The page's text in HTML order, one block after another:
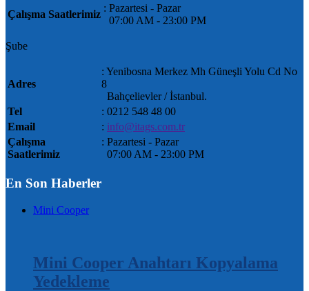
Çalışma Saatlerimiz
: Pazartesi - Pazar
07:00 AM ‐ 23:00 PM
Şube
Adres
: Yenibosna Merkez Mh Güneşli Yolu Cd No
8
Bahçelievler / İstanbul.
Tel
: 0212 548 48 00
Email
: info@itags.com.tr
Çalışma
Saatlerimiz
: Pazartesi - Pazar
07:00 AM ‐ 23:00 PM
En Son Haberler
Mini Cooper
Mini Cooper Anahtarı Kopyalama
Yedekleme